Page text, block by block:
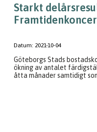
Starkt
Datum: 2021-10-04
Göteborgs Stads
ökning av antalet
åtta månader samtidigt